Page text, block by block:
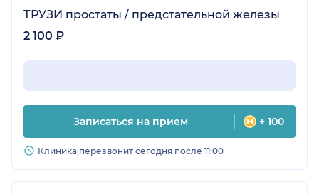
ТРУЗИ простаты / предстательной железы
2 100 ₽
Записаться на прием + 100
Клиника перезвонит сегодня после 11:00